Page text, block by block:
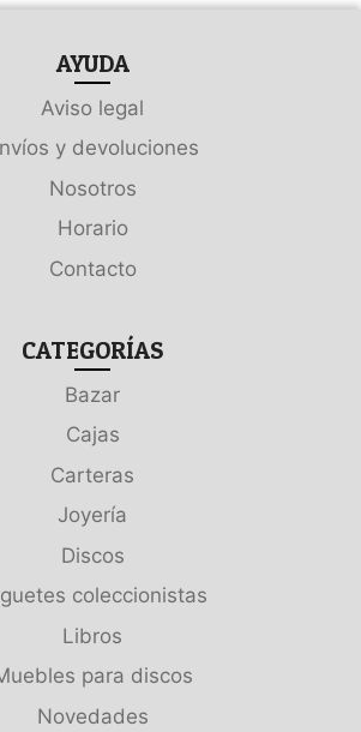
AYUDA
Aviso legal
y devoluciones
Nosotros
Horario
Contacto
CATEGORÍAS
Bazar
Cajas
Carteras
Joyería
Discos
coleccionistas
Libros
para discos
Novedades